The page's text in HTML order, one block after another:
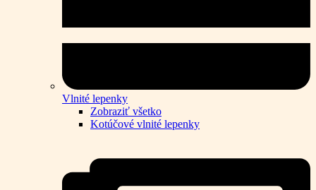
Vlnité lepenky
Zobraziť všetko
Kotúčové vlnité lepenky